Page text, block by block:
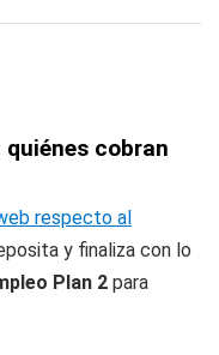
quiénes cobran
respecto al
y finaliza con lo
Plan 2 para